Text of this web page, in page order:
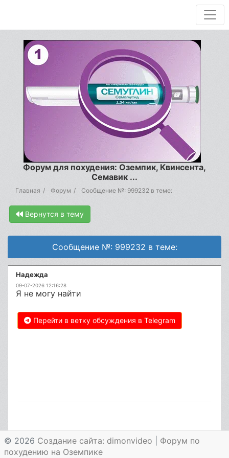
Форум для похудения: Оземпик, Квинсента,
Семавик ...
Главная Форум Сообщение №: 999232 в теме:
Вернутся в тему
Сообщение №: 999232 в теме:
Надежда
09-07-2026 12:16:28
Я не могу найти
Перейти в ветку обсуждения в Telegram
© 2026 Создание сайта: dimonvideo
Форум по
похудению на Оземпике